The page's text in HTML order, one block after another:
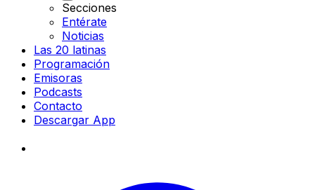
Secciones
Entérate
Noticias
Las 20 latinas
Programación
Emisoras
Podcasts
Contacto
Descargar App